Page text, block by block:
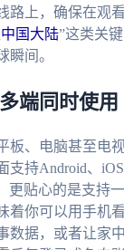
路上，确保在观
国大陆”这类关
瞬间。
端同时使用
板、电脑甚至电
持Android、iOS
更贴心的是支持
着你可以用手机
数据，或者让家